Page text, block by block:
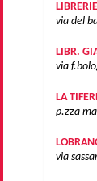
via del
LIBR.
via
LA
p.zza
via